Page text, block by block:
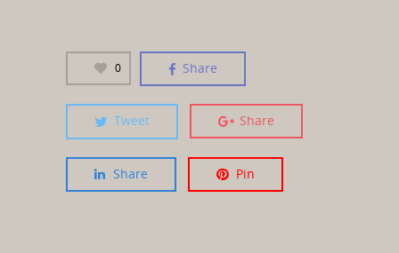
0 Share
Tweet Share
Share Pin